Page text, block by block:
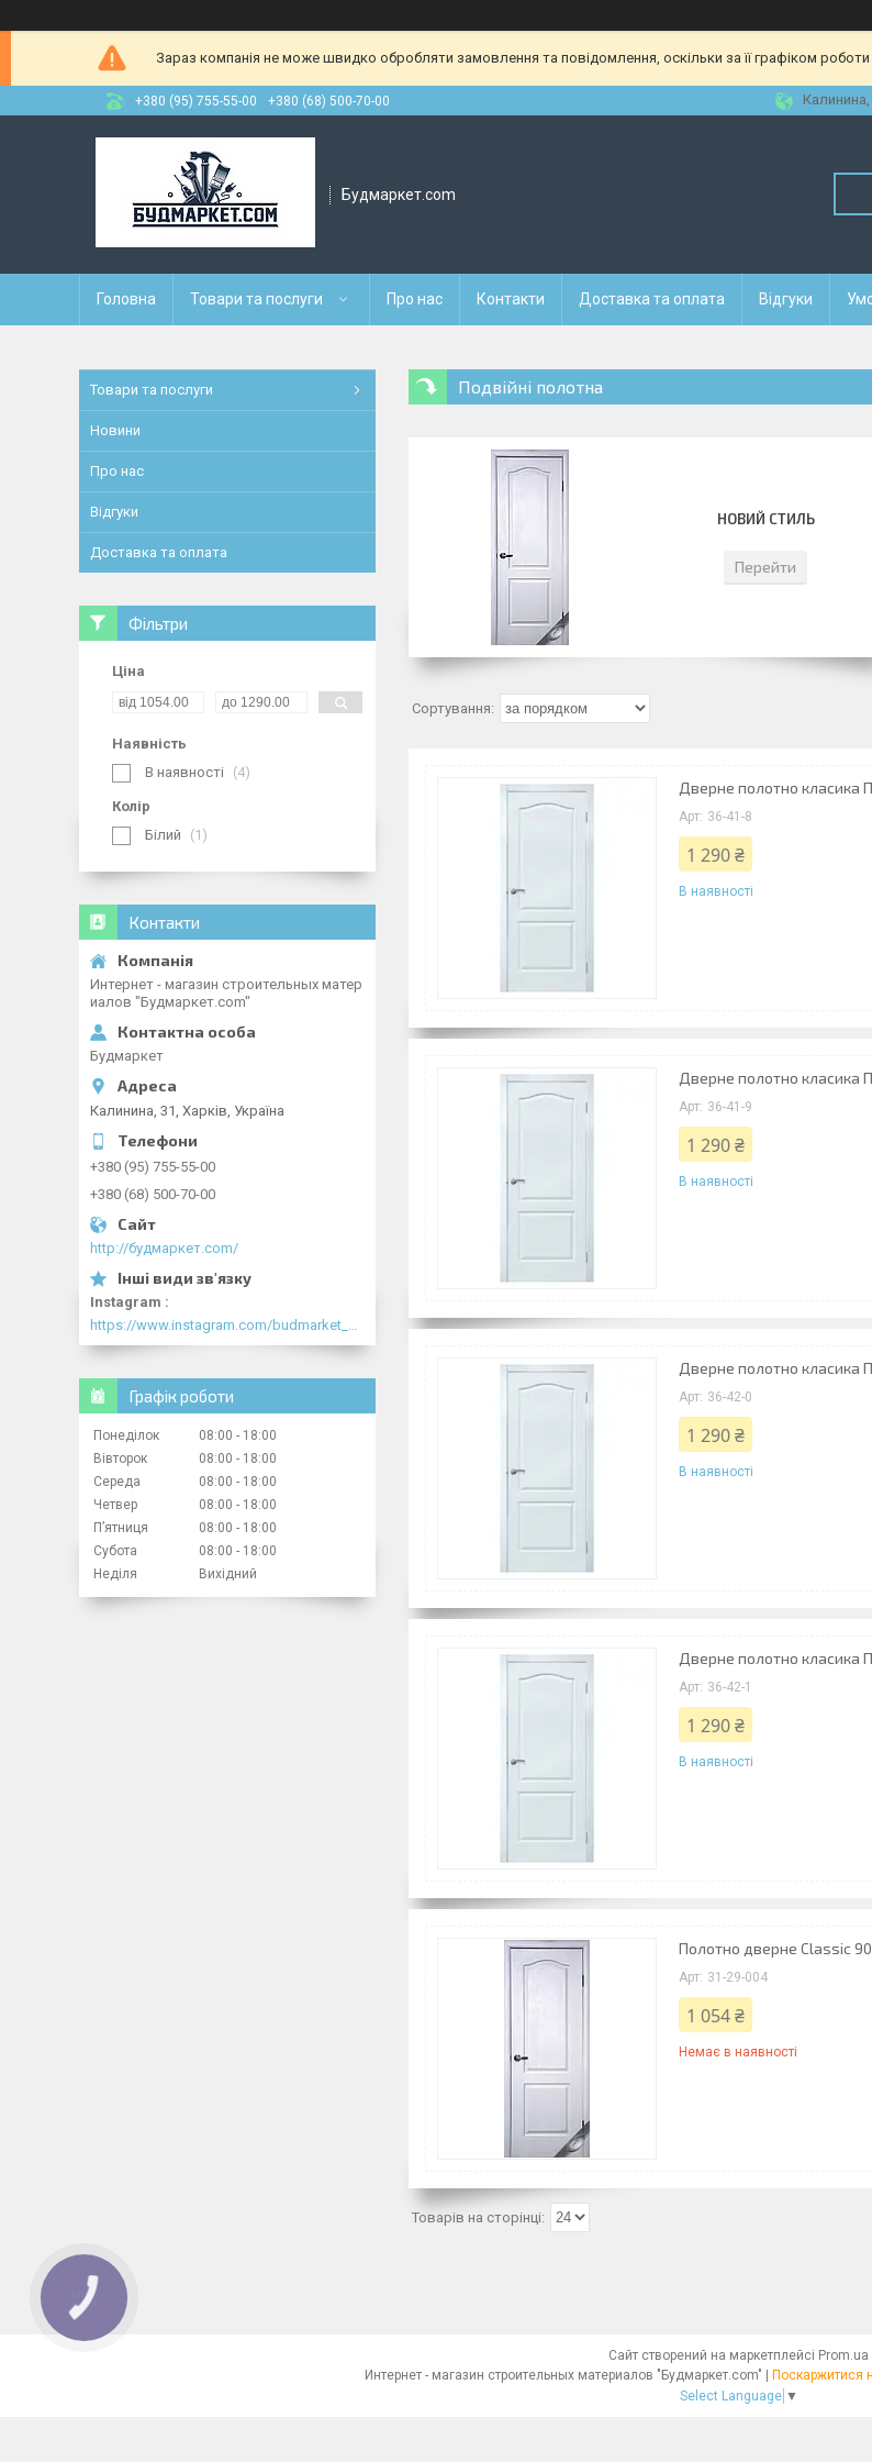
Зараз компанія не може швидко обробляти замовлення та повідомлення, оскільки за її графіком
+380 (95) 755-55-00 +380 (68) 500-70-00 Калинина,
Будмаркет.com
Головна Товари та послуги Про нас Контакти Доставка та оплата Відгуки
Подвійні полотна
НОВИЙ СТИЛЬ
Перейти
Дверне полотно класика
36-41-8
1 290 ₴
В наявності
Дверне полотно класика
36-41-9
1 290 ₴
В наявності
Дверне полотно класика
36-42-0
1 290 ₴
В наявності
Дверне полотно класика
36-42-1
1 290 ₴
В наявності
Полотно дверне Classic 90
31-29-004
1 054 ₴
Немає в наявності
Товари та послуги
Новини
Про нас
Відгуки
Доставка та оплата
Фільтри
Ціна
Наявність
В наявності
4
Колір
Білий
1
Контакти
Интернет - магазин строительных матер
иалов "Будмаркет.com"
Будмаркет
Калинина, 31, Харків, Україна
+380 (95) 755-55-00
+380 (68) 500-70-00
http://будмаркет.com/
Instagram
Графік роботи
Понеділок 08:00
18:00
Вівторок
08:00
18:00
Середа
08:00
18:00
Четвер
08:00
18:00
Пʼятниця
08:00
18:00
Субота
08:00
18:00
Неділя
Вихідний
Сайт створений на маркетплейсі Prom.ua
Поскаржитися
Select Language ▼
КНОПКА
ЗВ'ЯЗКУ